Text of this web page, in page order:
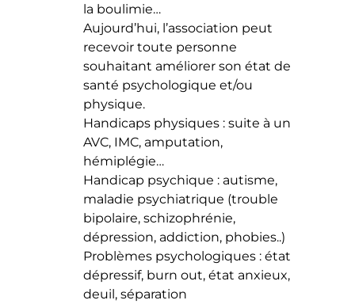
la boulimie…
Aujourd’hui, l’association peut
recevoir toute personne
souhaitant améliorer son état de
santé psychologique et/ou
physique.
Handicaps physiques : suite à un
AVC, IMC, amputation,
hémiplégie…
Handicap psychique : autisme,
maladie psychiatrique (trouble
bipolaire, schizophrénie,
dépression, addiction, phobies..)
Problèmes psychologiques : état
dépressif, burn out, état anxieux,
deuil, séparation